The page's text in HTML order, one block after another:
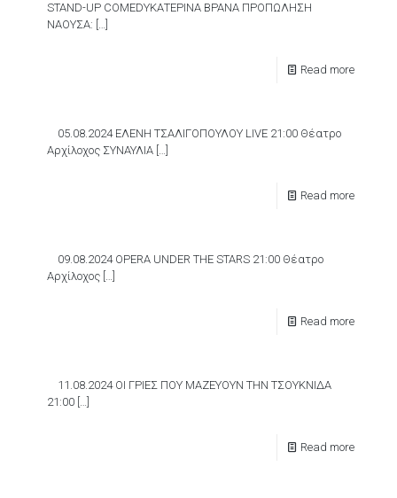
STAND-UP COMEDYΚΑΤΕΡΙΝΑ ΒΡΑΝΑ ΠΡΟΠΩΛΗΣΗ
ΝAΟΥΣΑ: […]
Read more
05.08.2024 ΕΛΕΝΗ ΤΣΑΛΙΓΟΠΟΥΛΟΥ LIVE 21:00 Θέατρο
Αρχίλοχος ΣΥΝΑΥΛΙΑ […]
Read more
09.08.2024 OPERA UNDER THE STARS 21:00 Θέατρο
Αρχίλοχος […]
Read more
11.08.2024 ΟΙ ΓΡΙΕΣ ΠΟΥ ΜΑΖΕΥΟΥΝ ΤΗΝ ΤΣΟΥΚΝΙΔΑ
21:00 […]
Read more